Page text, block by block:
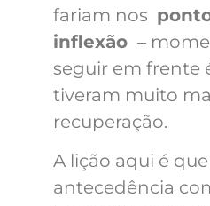
fariam nos
inflexão –
seguir em frente
tiveram muito
recuperação.
A lição aqui é
antecedência